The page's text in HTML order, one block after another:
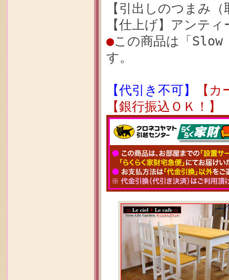
【引出しのつまみ
【仕上げ】アンテ
●この商品は「
す。
【代引き不可】
【
【銀行振込ＯＫ！】